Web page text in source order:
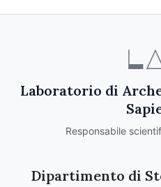
Laboratorio di
Responsabile
Dipartimento di